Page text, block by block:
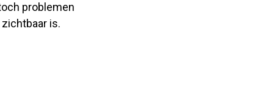
problemen
is.